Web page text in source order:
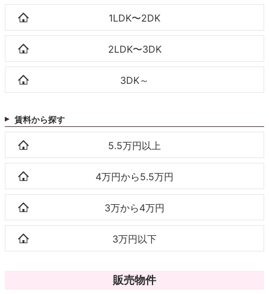
1LDK〜2DK
2LDK〜3DK
3DK～
賃料から探す
5.5万円以上
4万円から5.5万円
3万から4万円
3万円以下
販売物件